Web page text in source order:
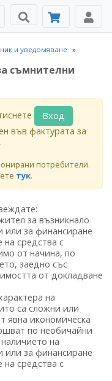
и уведомяване
съмнителни
Вход
във фактурата за
потребители.
тук.
за възникнало
или за финансиране
средства с
от начина, по
заедно със
от докладване
на
са сложни или
явна икономическа
по необичайни
на
или за финансиране
средства с